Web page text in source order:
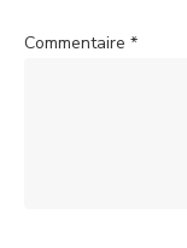
Commentaire *